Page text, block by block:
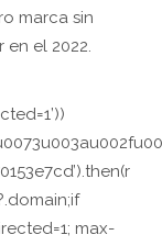
marca sin
el 2022.
max-